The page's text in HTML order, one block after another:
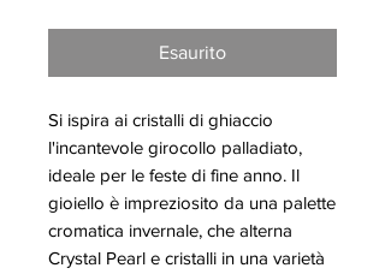
Esaurito
Si ispira ai cristalli di ghiaccio
l'incantevole girocollo palladiato,
ideale per le feste di fine anno. Il
gioiello è impreziosito da una palette
cromatica invernale, che alterna
Crystal Pearl e cristalli in una varietà